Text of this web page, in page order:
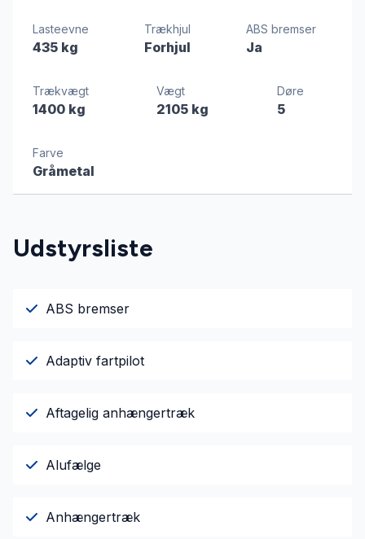
Lasteevne
435 kg
Trækhjul
Forhjul
ABS bremser
Ja
Trækvægt
1400 kg
Vægt
2105 kg
Døre
5
Farve
Gråmetal
Udstyrsliste
ABS bremser
Adaptiv fartpilot
Aftagelig anhængertræk
Alufælge
Anhængertræk